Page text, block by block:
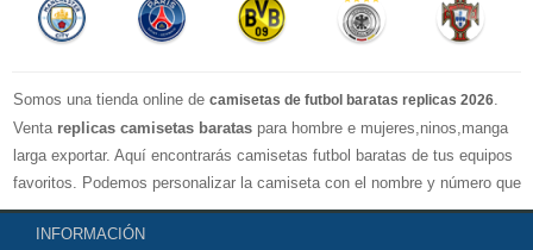
Somos una tienda online de camisetas de futbol baratas replicas 2026.
Venta replicas camisetas baratas para hombre e mujeres,ninos,manga
larga exportar. Aquí encontrarás camisetas futbol baratas de tus equipos
favoritos. Podemos personalizar la camiseta con el nombre y número que
quieras. Nuestrascamisetas de futbol replicasson de máxima calidad
tailandesa por lo que estamos convencidos que quedarás muy satisfecho
INFORMACIÓN